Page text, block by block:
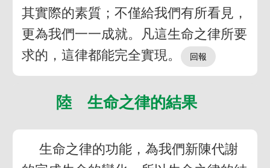
其實際的素質；不僅給我們有所看見，
更為我們一一成就。凡這生命之律所要
求的，這律都能完全實現。
陸 生命之律的結果
生命之律的功能，為我們新陳代謝